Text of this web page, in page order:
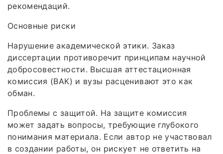
рекомендаций.
Основные риски
Нарушение академической этики. Заказ
диссертации противоречит принципам научной
добросовестности. Высшая аттестационная
комиссия (ВАК) и вузы расценивают это как
обман.
Проблемы с защитой. На защите комиссия
может задать вопросы, требующие глубокого
понимания материала. Если автор не участвовал
в создании работы, он рискует не ответить на